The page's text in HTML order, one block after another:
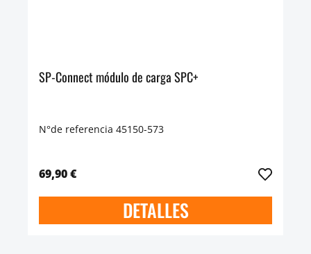
SP-Connect módulo de carga SPC+
N°de referencia 45150-573
69,90 €
DETALLES